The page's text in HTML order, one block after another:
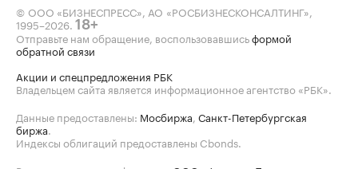
© ООО «БИЗНЕСПРЕСС», АО «РОСБИЗНЕСКОНСАЛТИНГ»,
1995–2026. 18+
Отправьте нам обращение, воспользовавшисьформой
обратной связи
Акции и спецпредложения РБК
Владельцем сайта является информационное агентство «РБК».
Данные предоставлены: Мосбиржа, Санкт-Петербургская
биржа.
Индексы облигаций предоставлены Cbonds.